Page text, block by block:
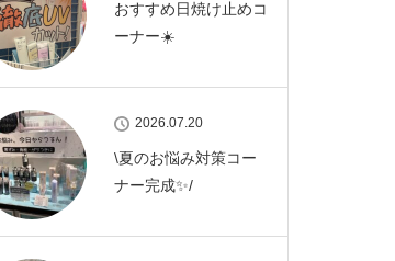
おすすめ日焼け止めコ
ーナー☀️
2026.07.20
\夏のお悩み対策コー
ナー完成✨/